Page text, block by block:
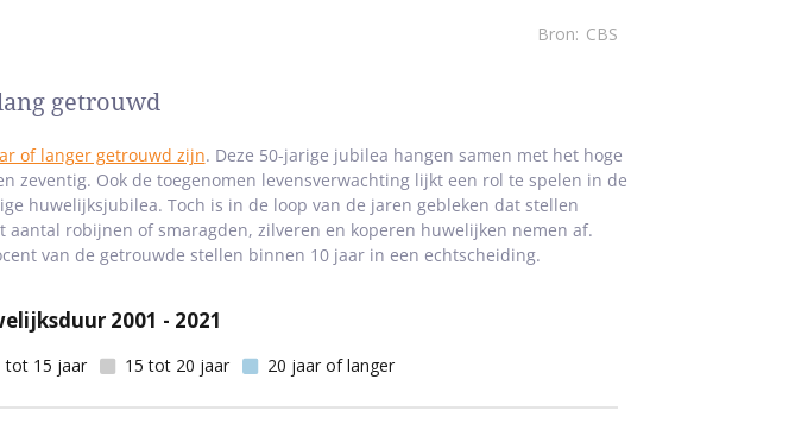
getrouwd
of langer getrouwd zijn. Deze 50-jarige jubilea hangen samen met het hoge
zeventig. Ook de toegenomen levensverwachting lijkt een rol te spelen in de
huwelijksjubilea. Toch is in de loop van de jaren gebleken dat stellen
robijnen of smaragden, zilveren en koperen huwelijken nemen af.
van de getrouwde stellen binnen 10 jaar in een echtscheiding.